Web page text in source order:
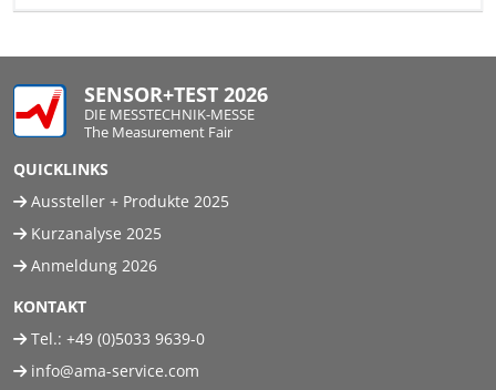
SENSOR+TEST 2026
DIE MESSTECHNIK-MESSE
The Measurement Fair
QUICKLINKS
Aussteller + Produkte 2025
Kurzanalyse 2025
Anmeldung 2026
KONTAKT
Tel.: +49 (0)5033 9639-0
info@ama-service.com